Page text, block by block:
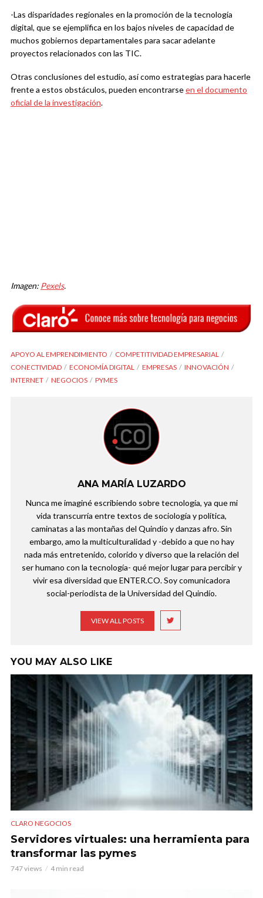
-Las disparidades regionales en la promoción de la tecnología
digital, que se ejemplifica en los bajos niveles de capacidad de
muchos gobiernos departamentales para sacar adelante
proyectos relacionados con las TIC.
Otras conclusiones del estudio, así como estrategias para hacerle
frente a estos obstáculos, pueden encontrarseen el documento
oficial de la investigación.
Imagen: Pexels.
APOYO AL EMPRENDIMIENTO
COMPETITIVIDAD EMPRESARIAL
CONECTIVIDAD
ECONOMÍA DIGITAL EMPRESAS
INNOVACIÓN
INTERNET
NEGOCIOS PYMES
ANA MARÍA LUZARDO
Nunca me imaginé escribiendo sobre tecnología, ya que mi
vida transcurría entre textos de sociología y política,
caminatas a las montañas del Quindío y danzas afro. Sin
embargo, amo la multiculturalidad y -debido a que no hay
nada más entretenido, colorido y diverso que la relación del
ser humano con la tecnología- qué mejor lugar para percibir y
vivir esa diversidad que ENTER.CO. Soy comunicadora
social-periodista de la Universidad del Quindío.
VIEW ALL POSTS
YOU MAY ALSO LIKE
CLARO NEGOCIOS
Servidores virtuales: una herramienta para
transformar las pymes
747 views 4 min read